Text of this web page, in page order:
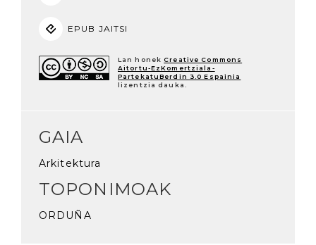
EPUB JAITSI
Lan honek Creative Commons
Aitortu-EzKomertziala-
PartekatuBerdin 3.0 Espainia
lizentzia dauka.
GAIA
Arkitektura
TOPONIMOAK
ORDUÑA